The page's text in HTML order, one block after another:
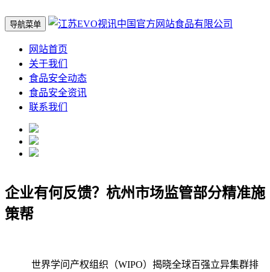
导航菜单
网站首页
关于我们
食品安全动态
食品安全资讯
联系我们
企业有何反馈？杭州市场监管部分精准施
策帮
世界学问产权组织（WIPO）揭晓全球百强立异集群排